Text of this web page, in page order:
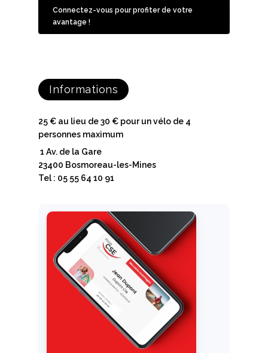
Connectez-vous pour profiter de votre
avantage !
Informations
25 € au lieu de 30 € pour un vélo de 4
personnes maximum
1 Av. de la Gare
23400 Bosmoreau-les-Mines
Tel : 05 55 64 10 91